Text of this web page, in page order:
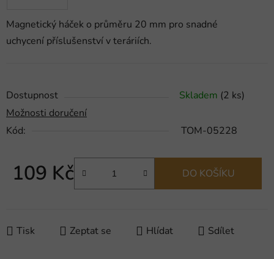
Magnetický háček o průměru 20 mm pro snadné
uchycení příslušenství v teráriích.
Dostupnost Skladem (2 ks)
Možnosti doručení
Kód:
TOM-05228
109 Kč DO KOŠÍKU
Tisk Zeptat se Hlídat Sdílet